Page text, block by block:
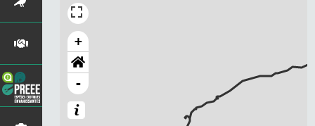
+
-